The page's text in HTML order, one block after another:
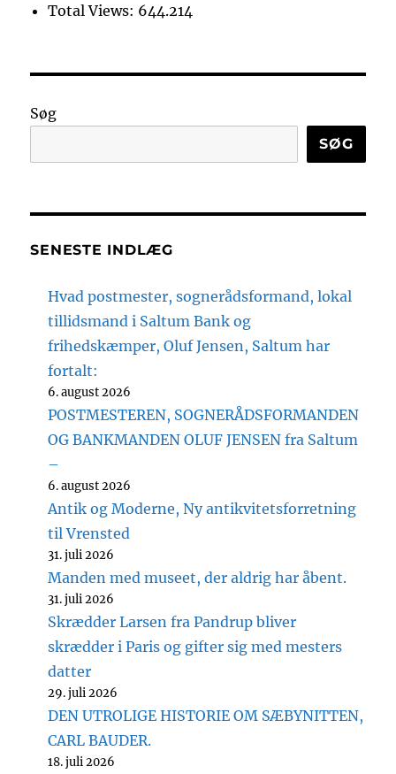
Total Views: 644.214
Søg
SØG
SENESTE INDLÆG
Hvad postmester, sognerådsformand, lokal
tillidsmand i Saltum Bank og
frihedskæmper, Oluf Jensen, Saltum har
fortalt:
6. august 2026
POSTMESTEREN, SOGNERÅDSFORMANDEN
OG BANKMANDEN OLUF JENSEN fra Saltum
–
6. august 2026
Antik og Moderne, Ny antikvitetsforretning
til Vrensted
31. juli 2026
Manden med museet, der aldrig har åbent.
31. juli 2026
Skrædder Larsen fra Pandrup bliver
skrædder i Paris og gifter sig med mesters
datter
29. juli 2026
DEN UTROLIGE HISTORIE OM SÆBYNITTEN,
CARL BAUDER.
18. juli 2026